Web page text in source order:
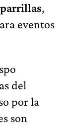
,
eventos
del
por la
son